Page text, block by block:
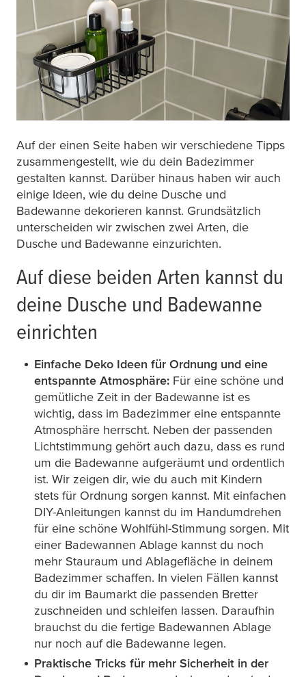
Auf der einen Seite haben wir verschiedene Tipps
zusammengestellt, wie du dein Badezimmer
gestalten kannst. Darüber hinaus haben wir auch
einige Ideen, wie du deine Dusche und
Badewanne dekorieren kannst. Grundsätzlich
unterscheiden wir zwischen zwei Arten, die
Dusche und Badewanne einzurichten.
Auf diese beiden Arten kannst du
deine Dusche und Badewanne
einrichten
Einfache Deko Ideen für Ordnung und eine
entspannte Atmosphäre: Für eine schöne und
gemütliche Zeit in der Badewanne ist es
wichtig, dass im Badezimmer eine entspannte
Atmosphäre herrscht. Neben der passenden
Lichtstimmung gehört auch dazu, dass es rund
um die Badewanne aufgeräumt und ordentlich
ist. Wir zeigen dir, wie du auch mit Kindern
stets für Ordnung sorgen kannst. Mit einfachen
DIY-Anleitungen kannst du im Handumdrehen
für eine schöne Wohlfühl-Stimmung sorgen. Mit
einer Badewannen Ablage kannst du noch
mehr Stauraum und Ablagefläche in deinem
Badezimmer schaffen. In vielen Fällen kannst
du dir im Baumarkt die passenden Bretter
zuschneiden und schleifen lassen. Daraufhin
brauchst du die fertige Badewannen Ablage
nur noch auf die Badewanne legen.
Praktische Tricks für mehr Sicherheit in der